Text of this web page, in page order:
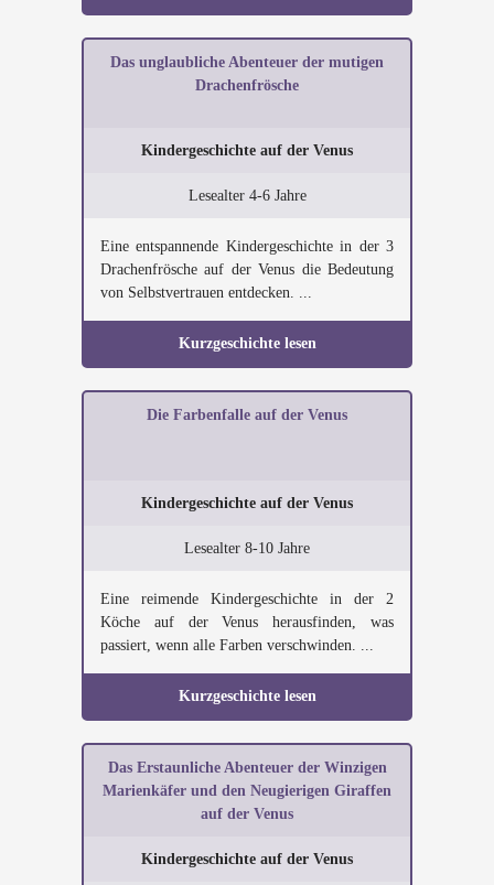
Das unglaubliche Abenteuer der mutigen
Drachenfrösche
Kindergeschichte auf der Venus
Lesealter 4-6 Jahre
Eine entspannende Kindergeschichte in der 3
Drachenfrösche auf der Venus die Bedeutung
von Selbstvertrauen entdecken. ...
Kurzgeschichte lesen
Die Farbenfalle auf der Venus
Kindergeschichte auf der Venus
Lesealter 8-10 Jahre
Eine reimende Kindergeschichte in der 2
Köche auf der Venus herausfinden, was
passiert, wenn alle Farben verschwinden. ...
Kurzgeschichte lesen
Das Erstaunliche Abenteuer der Winzigen
Marienkäfer und den Neugierigen Giraffen
auf der Venus
Kindergeschichte auf der Venus